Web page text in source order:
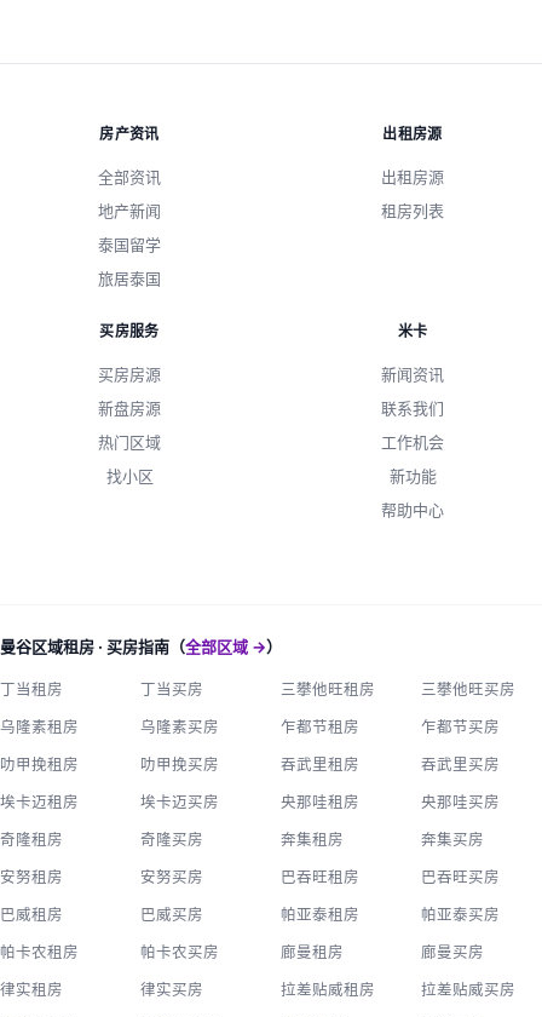
房产资讯
全部资讯
地产新闻
泰国留学
旅居泰国
出租房源
出租房源
租房列表
买房服务
买房房源
新盘房源
热门区域
找小区
米卡
新闻资讯
联系我们
工作机会
新功能
帮助中心
曼谷区域租房 · 买房指南（全部区域 →）
丁当租房 丁当买房 三攀他旺租房 三攀他旺买房
乌隆素租房 乌隆素买房 乍都节租房 乍都节买房
叻甲挽租房 叻甲挽买房 吞武里租房 吞武里买房
埃卡迈租房 埃卡迈买房 央那哇租房 央那哇买房
奇隆租房 奇隆买房 奔集租房 奔集买房
安努租房 安努买房 巴吞旺租房 巴吞旺买房
巴威租房 巴威买房 帕亚泰租房 帕亚泰买房
帕卡农租房 帕卡农买房 廊曼租房 廊曼买房
律实租房 律实买房 拉差贴威租房 拉差贴威买房